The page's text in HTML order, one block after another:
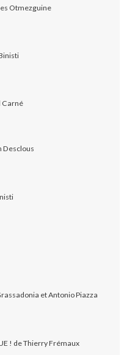
Otmezguine
Carné
Desclous
et Antonio Piazza
! de Thierry Frémaux